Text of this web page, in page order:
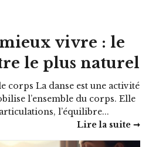
vivre : le
le plus naturel
corps La danse est une activité
l’ensemble du corps. Elle
l’équilibre...
Lire la suite ➞